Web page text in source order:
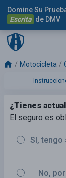
Domine Su
Escrita de DMV
Motocicleta
¿Tienes
El seguro es
Sí, tengo
No,